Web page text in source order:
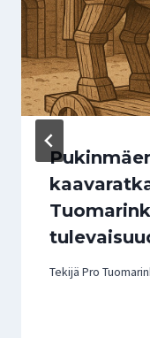
Tekijä Pro